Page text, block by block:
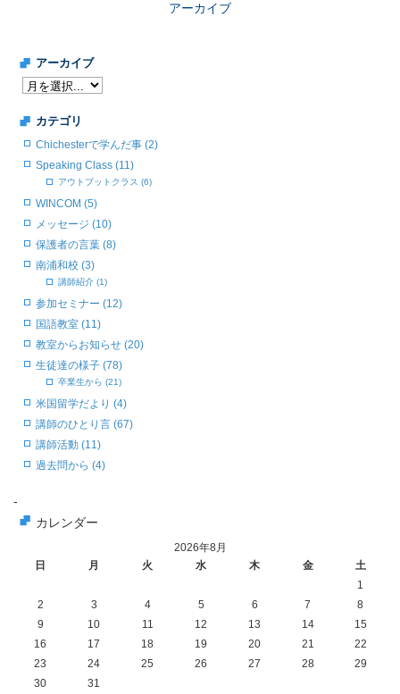
アーカイブ
アーカイブ
カテゴリ
Chichesterで学んだ事 (2)
Speaking Class (11)
アウトプットクラス (6)
WINCOM (5)
メッセージ (10)
保護者の言葉 (8)
南浦和校 (3)
講師紹介 (1)
参加セミナー (12)
国語教室 (11)
教室からお知らせ (20)
生徒達の様子 (78)
卒業生から (21)
米国留学だより (4)
講師のひとり言 (67)
講師活動 (11)
過去問から (4)
-
カレンダー
2026年8月
日
月 火 水 木 金
土
1
2
3 4 5 6 7
8
9
10 11 12 13 14
15
16
17 18 19 20 21
22
23
24 25 26 27 28
29
30
31